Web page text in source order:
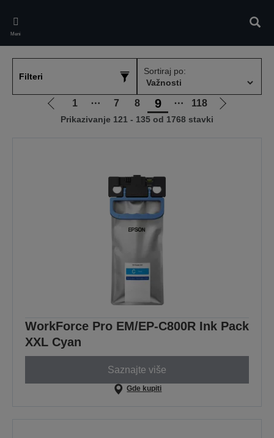
main
content
Meni
Filteri
Sortiraj po:
Idi
na
1 ⋯ 7 8 9 ⋯ 118
Idi
Prikazivanje 121 - 135 od 1768 stavki
WorkForce Pro EM/EP-C800R Ink Pack
XXL Cyan
Saznajte više
Gde kupiti